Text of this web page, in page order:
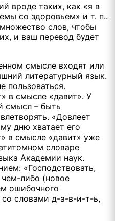
вроде таких, как «я в
со здоровьем» и т. п..
слов, чтобы
и ваш перевод будет
смысле входят или
литературный язык.
пользоваться.
в смысле «давит». У
смысл – быть
«Довлеет
дню хватает его
в смысле «давит» уже
словаре
Академии наук.
«Господствовать,
чем-либо (новое
ошибочного
словами д-а-в-и-т-ь,